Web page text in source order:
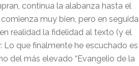
continua la alabanza hasta el
comienza muy bien, pero en seguida
realidad la fidelidad al texto (y el
Lo que finalmente he escuchado es
del más elevado “Evangelio de la